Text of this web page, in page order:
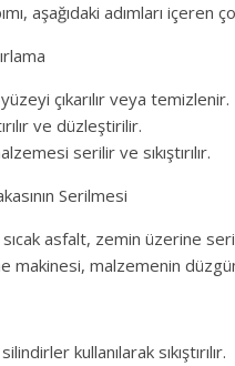
aşağıdaki adımları içeren
çıkarılır veya temizlenir.
ve düzleştirilir.
serilir ve sıkıştırılır.
Serilmesi
asfalt, zemin üzerine
malzemenin düzgün
kullanılarak sıkıştırılır.